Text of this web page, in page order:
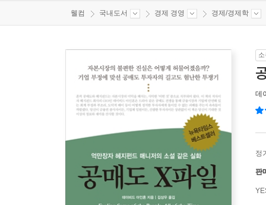
웰컴 국내도서 경제 경영 경제/경제학
데
정
판